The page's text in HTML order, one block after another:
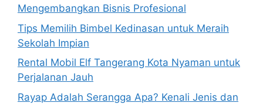
Mengembangkan Bisnis Profesional
Tips Memilih Bimbel Kedinasan untuk Meraih
Sekolah Impian
Rental Mobil Elf Tangerang Kota Nyaman untuk
Perjalanan Jauh
Rayap Adalah Serangga Apa? Kenali Jenis dan